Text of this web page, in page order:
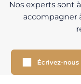
Nos experts sont
accompagner
Écrivez-nous